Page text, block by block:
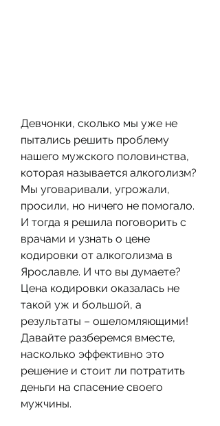
Девчонки, сколько мы уже не
пытались решить проблему
нашего мужского половинства,
которая называется алкоголизм?
Мы уговаривали, угрожали,
просили, но ничего не помогало.
И тогда я решила поговорить с
врачами и узнать о цене
кодировки от алкоголизма в
Ярославле. И что вы думаете?
Цена кодировки оказалась не
такой уж и большой, а
результаты – ошеломляющими!
Давайте разберемся вместе,
насколько эффективно это
решение и стоит ли потратить
деньги на спасение своего
мужчины.